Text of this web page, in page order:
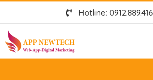
Hotline: 0912.889.416